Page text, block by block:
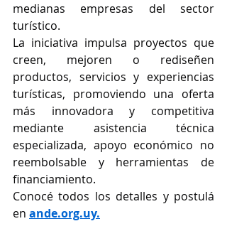
medianas empresas del sector
turístico.
La iniciativa impulsa proyectos que
creen, mejoren o rediseñen
productos, servicios y experiencias
turísticas, promoviendo una oferta
más innovadora y competitiva
mediante asistencia técnica
especializada, apoyo económico no
reembolsable y herramientas de
financiamiento.
Conocé todos los detalles y postulá
en ande.org.uy.